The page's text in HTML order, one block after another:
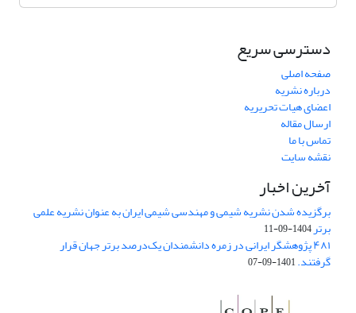
دسترسی سریع
صفحه اصلی
درباره نشریه
اعضای هیات تحریریه
ارسال مقاله
تماس با ما
نقشه سایت
آخرین اخبار
برگزیده شدن نشریه شیمی و مهندسی شیمی ایران به عنوان نشریه علمی
برتر1404-09-11
۴۸۱ پژوهشگر ایرانی در زمره دانشمندان یک‌درصد برتر جهان قرار
گرفتند.1401-09-07